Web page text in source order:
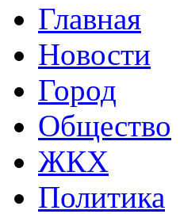
Главная
Новости
Город
Общество
ЖКХ
Политика